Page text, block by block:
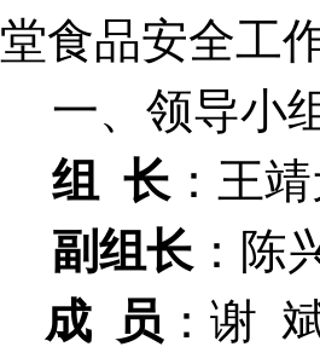
堂食品安全工
一、领导小
组 长 ：王
副组长 ：
成 员 ：谢